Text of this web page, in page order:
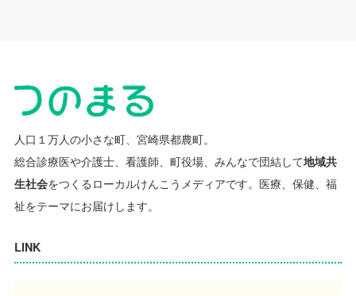
人口１万人の小さな町、宮崎県都農町。
総合診療医や介護士、看護師、町役場、みんなで団結して地域共
生社会をつくるローカルけんこうメディアです。 医療、保健、福
祉をテーマにお届けします。
LINK